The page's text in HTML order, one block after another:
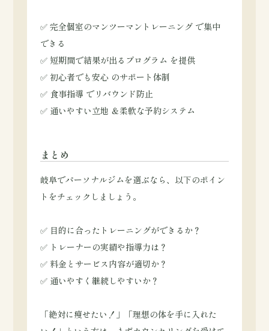
✅ 完全個室のマンツーマントレーニング で集中
できる
✅ 短期間で結果が出るプログラム を提供
✅ 初心者でも安心 のサポート体制
✅ 食事指導 でリバウンド防止
✅ 通いやすい立地 ＆柔軟な予約システム
まとめ
岐阜でパーソナルジムを選ぶなら、以下のポイン
トをチェックしましょう。
✅ 目的に合ったトレーニングができるか？
✅ トレーナーの実績や指導力は？
✅ 料金とサービス内容が適切か？
✅ 通いやすく継続しやすいか？
「絶対に痩せたい！」「理想の体を手に入れた